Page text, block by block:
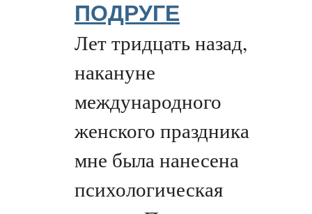
ПОДРУГЕ
Лет тридцать назад,
накануне
международного
женского праздника
мне была нанесена
психологическая